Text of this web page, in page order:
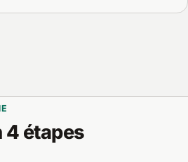
4 étapes